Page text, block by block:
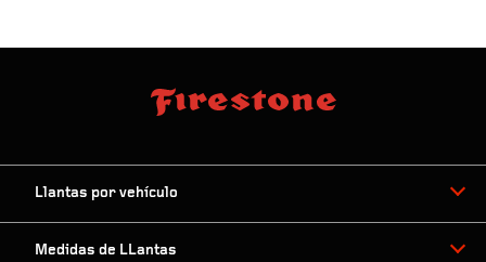
Llantas por vehículo
Medidas de LLantas